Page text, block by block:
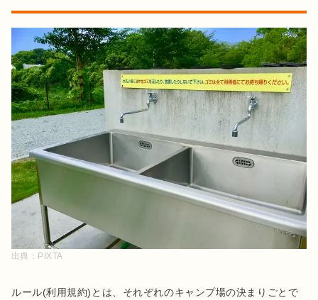
出典： PIXTA
ルール(利用規約)とは、それぞれのキャンプ場の決まりごとで